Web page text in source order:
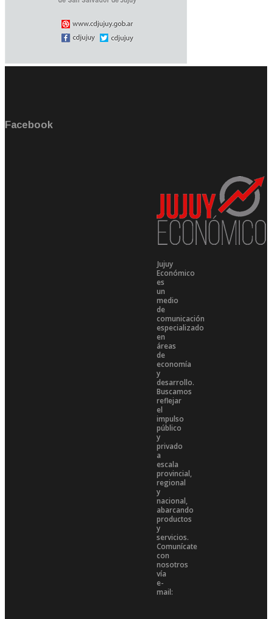
Facebook
Jujuy
Económico
es
un
medio
de
comunicación
especializado
en
áreas
de
economía
y
desarrollo.
Buscamos
reflejar
el
impulso
público
y
privado
a
escala
provincial,
regional
y
nacional,
abarcando
productos
y
servicios.
Comunícate
con
nosotros
vía
e-
mail: